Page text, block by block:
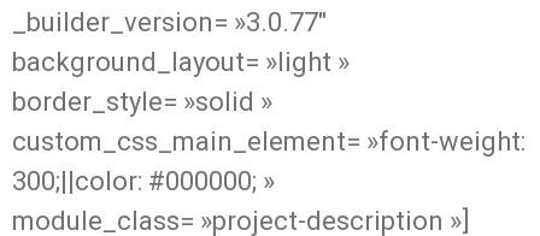
_builder_version= »3.0.77″
background_layout= »light »
border_style= »solid »
custom_css_main_element= »font-weight:
300;||color: #000000; »
module_class= »project-description »]